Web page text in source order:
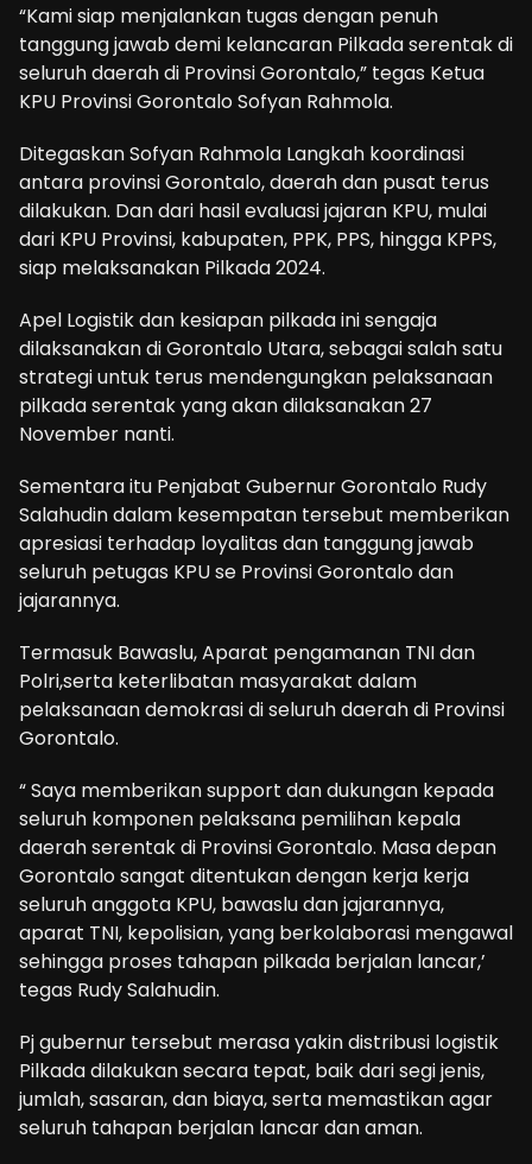
“Kami siap menjalankan tugas dengan penuh
tanggung jawab demi kelancaran Pilkada serentak di
seluruh daerah di Provinsi Gorontalo,” tegas Ketua
KPU Provinsi Gorontalo Sofyan Rahmola.
Ditegaskan Sofyan Rahmola Langkah koordinasi
antara provinsi Gorontalo, daerah dan pusat terus
dilakukan. Dan dari hasil evaluasi jajaran KPU, mulai
dari KPU Provinsi, kabupaten, PPK, PPS, hingga KPPS,
siap melaksanakan Pilkada 2024.
Apel Logistik dan kesiapan pilkada ini sengaja
dilaksanakan di Gorontalo Utara, sebagai salah satu
strategi untuk terus mendengungkan pelaksanaan
pilkada serentak yang akan dilaksanakan 27
November nanti.
Sementara itu Penjabat Gubernur Gorontalo Rudy
Salahudin dalam kesempatan tersebut memberikan
apresiasi terhadap loyalitas dan tanggung jawab
seluruh petugas KPU se Provinsi Gorontalo dan
jajarannya.
Termasuk Bawaslu, Aparat pengamanan TNI dan
Polri,serta keterlibatan masyarakat dalam
pelaksanaan demokrasi di seluruh daerah di Provinsi
Gorontalo.
“ Saya memberikan support dan dukungan kepada
seluruh komponen pelaksana pemilihan kepala
daerah serentak di Provinsi Gorontalo. Masa depan
Gorontalo sangat ditentukan dengan kerja kerja
seluruh anggota KPU, bawaslu dan jajarannya,
aparat TNI, kepolisian, yang berkolaborasi mengawal
sehingga proses tahapan pilkada berjalan lancar,’
tegas Rudy Salahudin.
Pj gubernur tersebut merasa yakin distribusi logistik
Pilkada dilakukan secara tepat, baik dari segi jenis,
jumlah, sasaran, dan biaya, serta memastikan agar
seluruh tahapan berjalan lancar dan aman.